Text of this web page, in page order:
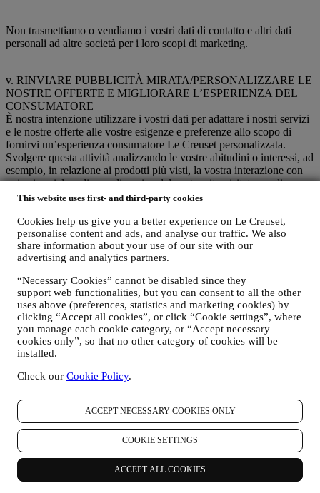
This website uses first- and third-party cookies
Cookies help us give you a better experience on Le Creuset,
personalise content and ads, and analyse our traffic. We also
share information about your use of our site with our
advertising and analytics partners.
“Necessary Cookies” cannot be disabled since they
support web functionalities, but you can consent to all the other
uses above (preferences, statistics and marketing cookies) by
clicking “Accept all cookies”, or click “Cookie settings”, where
you manage each cookie category, or “Accept necessary
cookies only”, so that no other category of cookies will be
installed.
Check our Cookie Policy.
ACCEPT NECESSARY COOKIES ONLY
COOKIE SETTINGS
ACCEPT ALL COOKIES
Non trasmettiamo o vendiamo i vostri dati di contatto e altri dati
personali ad altre società per i loro scopi di marketing.
v. RINVIARE PUBBLICITÀ MIRATA/PERSONALIZZARE LE
NOSTRE OFFERTE E MIGLIORARE L’ESPERIENZA DEL
CONSUMATORE
È nostra intenzione utilizzare i vostri dati per adattare i nostri servizi
e le nostre offerte alle vostre esigenze e preferenze allo scopo di
fornirvi un’esperienza consumatore Le Creuset personalizzata.
Svolgere questa attività analizzando le vostre abitudini o interessi, ad
esempio, in relazione ai prodotti più visti, la vostra interazione con
noi sui social media, quali pagine del nostro sito visitate, quali
contenuti delle nostre offerte leggete, ecc. A tal fine ci serviremo
tracciamento nelle e-mail), anche in combinazione con i vostri dati e
le vostre preferenze raccolte una volta che vi siete iscritti alle nostre
comunicazioni di marketing personalizzate. Utilizzeremo tali
informazioni per gestire la nostra pubblicità su altri siti, concedere
che visualizzate sul Sito o, se avete acconsentito a ricevere le nostre
comunicazioni di marketing, per inviarvi messaggi pertinenti che
pensiamo possano essere rilevanti alle vostre aree di interesse. Non
sono contemplate altre finalità.
L’uso dei cookie è soggetto al vostro consenso. Se non desiderate
che tali informazioni vengano utilizzate per fornirvi annunci,
delle informazioni riguardo alle vostre azioni online gestendo
cookie sono necessari per l’utilizzo del Sito). Siete pregati di
osservare che ciò non interromperà la ricezione di pubblicità in
generale. Continuerete a ricevere annunci, offerte o messaggi
pubblicitari generici. Per ulteriori informazioni su come utilizziamo i
cookie e su come potete rimuoverli, consultate la nostraPolitica sui
cookie